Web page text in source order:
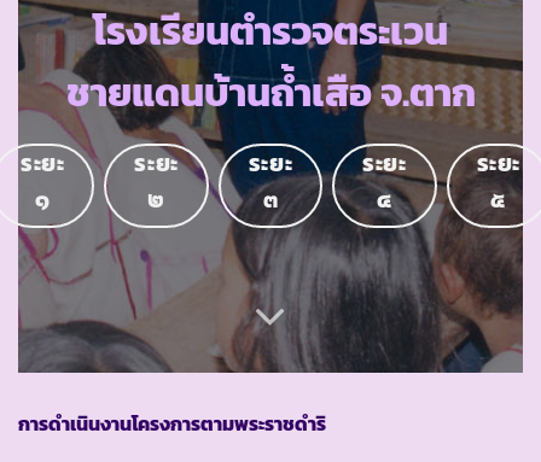
โรงเรียนตำรวจตระเวน
ชายแดนบ้านถ้ำเสือ จ.ตาก
ระยะ
๑
ระยะ
๒
ระยะ
๓
ระยะ
๔
ระยะ
๕
การดำเนินงานโครงการตามพระราชดำริ